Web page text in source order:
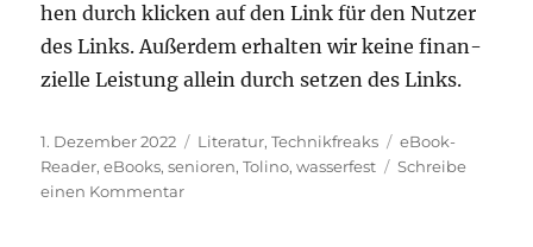
hen durch kli­cken auf den Link für den Nut­zer
des Links. Außer­dem erhal­ten wir kei­ne finan­
zi­el­le Leis­tung allein durch set­zen des Links.
Veröffentlicht
am
1. Dezember 2022 Kategorien
Literatur,Technikfreaks Schlagwörter
eBook-
Reader,eBooks,senioren,Tolino,wasserfest
Schreibe
einen Kommentarzu